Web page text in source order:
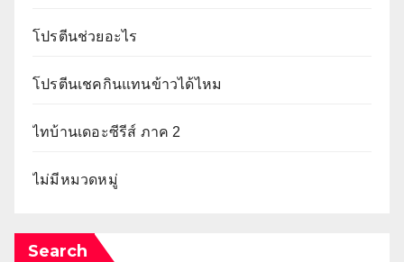
โปรตีนช่วยอะไร
โปรตีนเชคกินแทนข้าวได้ไหม
ไทบ้านเดอะซีรีส์ ภาค 2
ไม่มีหมวดหมู่
Search